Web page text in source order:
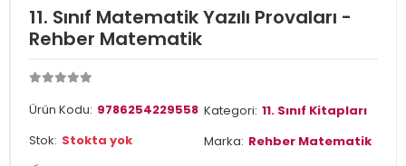
11. Sınıf Matematik Yazılı Provaları -
Rehber Matematik
Ürün Kodu: 9786254229558 Kategori: 11. Sınıf Kitapları
Stok: Stokta yok Marka: Rehber Matematik